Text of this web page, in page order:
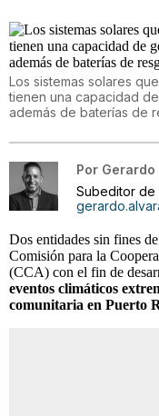
Los sistemas solares
tienen una capacidad
además de baterías de
Por Gerardo
Subeditor de
Dos entidades sin fines
Comisión para la
(CCA) con el fin de
eventos climáticos
comunitaria en Puerto